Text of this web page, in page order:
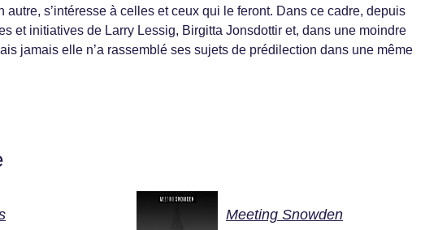
autre, s’intéresse à celles et ceux qui le feront. Dans ce cadre, depuis
et initiatives de Larry Lessig, Birgitta Jonsdottir et, dans une moindre
jamais elle n’a rassemblé ses sujets de prédilection dans une même
Meeting Snowden